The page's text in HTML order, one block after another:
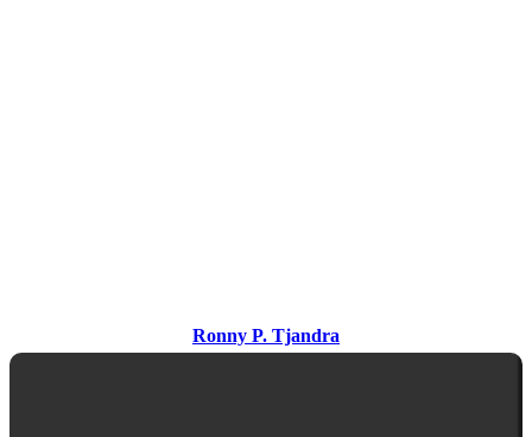
Ronny P. Tjandra